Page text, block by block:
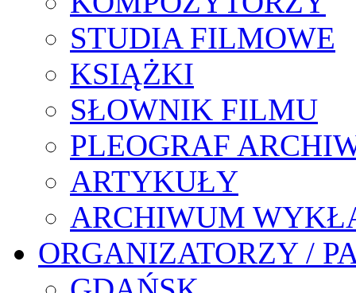
STUDIA FILMOWE
KSIĄŻKI
SŁOWNIK FILMU
PLEOGRAF
ARTYKUŁY
ARCHIWUM
ORGANIZATORZY /